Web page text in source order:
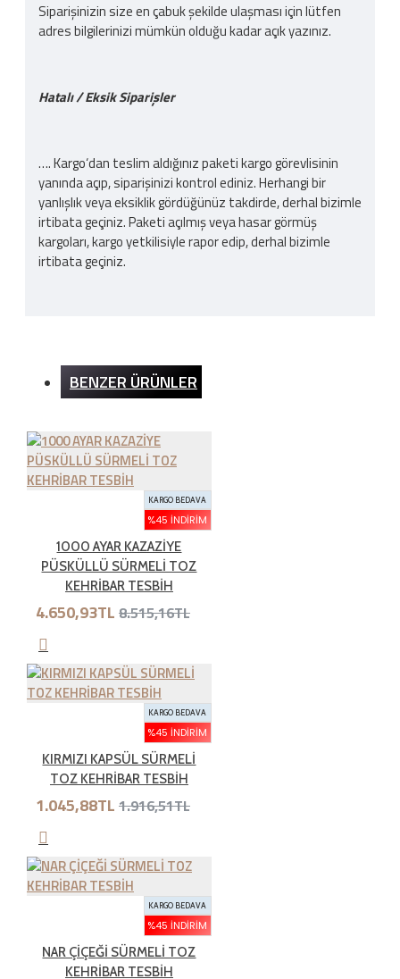
Siparişinizin size en çabuk şekilde ulaşması için lütfen
adres bilgilerinizi mümkün olduğu kadar açık yazınız.
Hatalı / Eksik Siparişler
…. Kargo‘dan teslim aldığınız paketi kargo görevlisinin
yanında açıp, siparişinizi kontrol ediniz. Herhangi bir
yanlışlık veya eksiklik gördüğünüz takdirde, derhal bizimle
irtibata geçiniz. Paketi açılmış veya hasar görmüş
kargoları, kargo yetkilisiyle rapor edip, derhal bizimle
irtibata geçiniz.
İnternet sitemizden yapılan bütün alışverişlerde 200TL
dışında hiçbir ücret ödemezsiniz.
İade süresi kaç gün?
kullanmadan ve ürünün tekrar satılabilinirliğini
bozmadan, teslim tarihinden itibaren yedi ( 7 ) günlük
süre içinde geçerli bir neden belirterek iade
edebilirsiniz.Kargo bedeli bize aittir. Sebebsiz iadelerde
kargo müşteriye aittir
İade şartları nelerdir?
İade etmek üzere gönderdiğiniz ürünlerde tam olması
gereken öğeleri aşağıda bulabilirsiniz. Bunlardan herhangi
birinin eksik olması durumunda ürün iadesi kabul
BENZER ÜRÜNLER
KARGO BEDAVA
%45 İNDIRIM
1000 AYAR KAZAZİYE
PÜSKÜLLÜ SÜRMELİ TOZ
KEHRİBAR TESBİH
4.650,93TL 8.515,16TL
KARGO BEDAVA
%45 İNDIRIM
KIRMIZI KAPSÜL SÜRMELİ
TOZ KEHRİBAR TESBİH
1.045,88TL 1.916,51TL
KARGO BEDAVA
%45 İNDIRIM
NAR ÇİÇEĞİ SÜRMELİ TOZ
KEHRİBAR TESBİH